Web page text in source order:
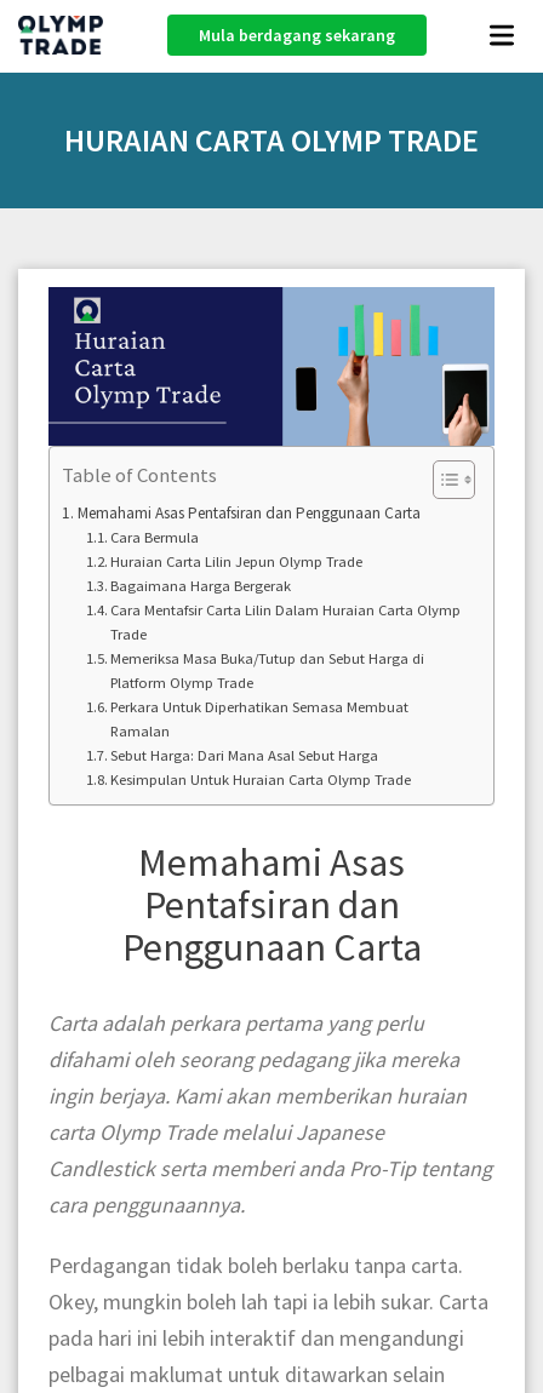
Mula berdagang sekarang
HURAIAN CARTA OLYMP TRADE
Table of Contents
Memahami Asas Pentafsiran dan Penggunaan Carta
Cara Bermula
Huraian Carta Lilin Jepun Olymp Trade
Bagaimana Harga Bergerak
Cara Mentafsir Carta Lilin Dalam Huraian Carta Olymp
Trade
Memeriksa Masa Buka/Tutup dan Sebut Harga di
Platform Olymp Trade
Perkara Untuk Diperhatikan Semasa Membuat
Ramalan
Sebut Harga: Dari Mana Asal Sebut Harga
Kesimpulan Untuk Huraian Carta Olymp Trade
Memahami Asas
Pentafsiran dan
Penggunaan Carta
Carta adalah perkara pertama yang perlu
difahami oleh seorang pedagang jika mereka
ingin berjaya. Kami akan memberikan huraian
carta Olymp Trade melalui Japanese
Candlestick serta memberi anda Pro-Tip tentang
cara penggunaannya.
Perdagangan tidak boleh berlaku tanpa carta.
Okey, mungkin boleh lah tapi ia lebih sukar. Carta
pada hari ini lebih interaktif dan mengandungi
pelbagai maklumat untuk ditawarkan selain